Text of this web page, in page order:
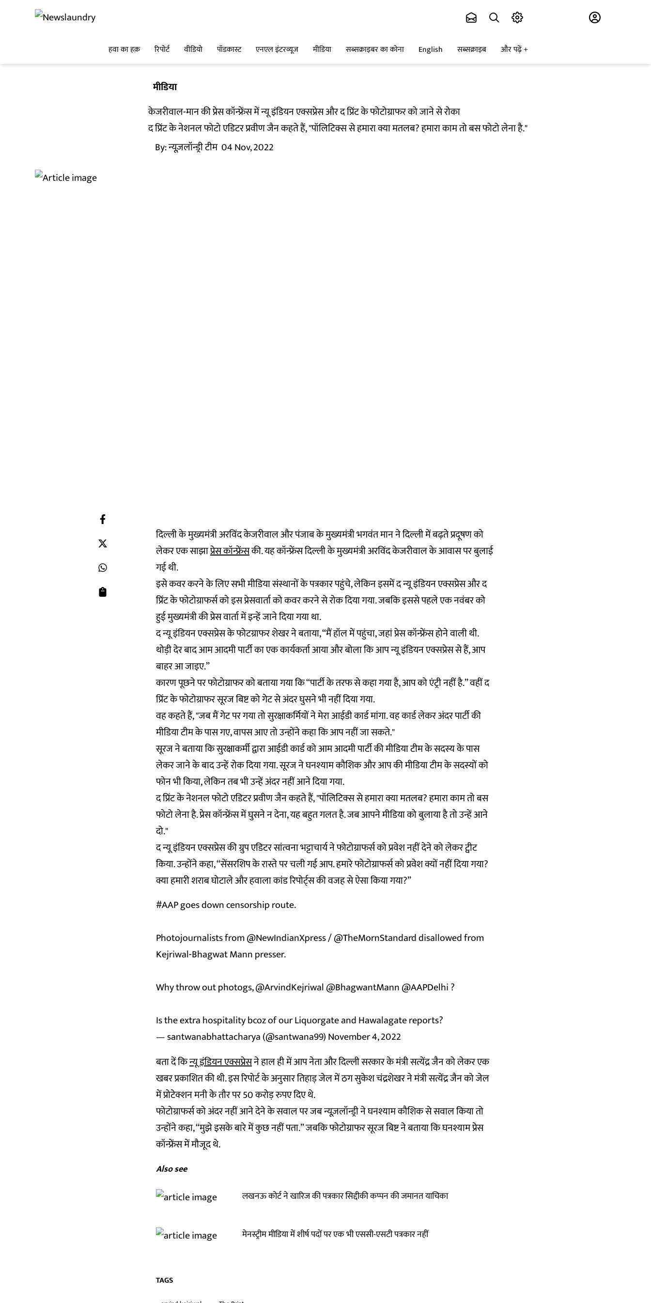
हवा का हक़ रिपोर्ट वीडियो पॉडकास्ट एनएल इंटरव्यूज मीडिया सब्सक्राइबर का कोना English सब्सक्राइब और पढ़ें
मीडिया
केजरीवाल-मान की प्रेस कॉन्फ्रेंस में न्यू इंडियन एक्सप्रेस और द प्रिंट के फोटोग्राफर को जाने से रोका
द प्रिंट के नेशनल फोटो एडिटर प्रवीण जैन कहते हैं, "पॉलिटिक्स से हमारा क्या मतलब? हमारा काम तो बस फोटो लेना है."
By:न्यूज़लॉन्ड्री टीम 04 Nov, 2022
दिल्ली के मुख्यमंत्री अरविंद केजरीवाल और पंजाब के मुख्यमंत्री भगवंत मान ने दिल्ली में बढ़ते प्रदूषण को
लेकर एक साझाप्रेस कॉन्फ्रेंसकी. यह कॉन्फ्रेंस दिल्ली के मुख्यमंत्री अरविंद केजरीवाल के आवास पर बुलाई
गई थी.
इसे कवर करने के लिए सभी मीडिया संस्थानों के पत्रकार पहुंचे, लेकिन इसमें द न्यू इंडियन एक्सप्रेस और द
प्रिंट के फोटोग्राफर्स को इस प्रेसवार्ता को कवर करने से रोक दिया गया. जबकि इससे पहले एक नवंबर को
हुई मुख्यमंत्री की प्रेस वार्ता में इन्हें जाने दिया गया था.
द न्यू इंडियन एक्सप्रेस के फोटग्राफर शेखर ने बताया, “मैं हॉल में पहुंचा, जहां प्रेस कॉन्फ्रेंस होने वाली थी.
थोड़ी देर बाद आम आदमी पार्टी का एक कार्यकर्ता आया और बोला कि आप न्यू इंडियन एक्सप्रेस से हैं, आप
बाहर आ जाइए.”
कारण पूछने पर फोटोग्राफर को बताया गया कि “पार्टी के तरफ से कहा गया है, आप को एंट्री नहीं है.” वहीं द
प्रिंट के फोटोग्राफर सूरज बिष्ट को गेट से अंदर घुसने भी नहीं दिया गया.
वह कहते हैं, "जब मैं गेट पर गया तो सुरक्षाकर्मियों ने मेरा आईडी कार्ड मांगा. वह कार्ड लेकर अंदर पार्टी की
मीडिया टीम के पास गए, वापस आए तो उन्होंने कहा कि आप नहीं जा सकते."
सूरज ने बताया कि सुरक्षाकर्मी द्वारा आईडी कार्ड को आम आदमी पार्टी की मीडिया टीम के सदस्य के पास
लेकर जाने के बाद उन्हें रोक दिया गया. सूरज ने घनश्याम कौशिक और आप की मीडिया टीम के सदस्यों को
फोन भी किया, लेकिन तब भी उन्हें अंदर नहीं आने दिया गया.
द प्रिंट के नेशनल फोटो एडिटर प्रवीण जैन कहते हैं, "पॉलिटिक्स से हमारा क्या मतलब? हमारा काम तो बस
फोटो लेना है. प्रेस कॉन्फ्रेंस में घुसने न देना, यह बहुत गलत है. जब आपने मीडिया को बुलाया है तो उन्हें आने
दो."
द न्यू इंडियन एक्सप्रेस की ग्रुप एडिटर सांत्वना भट्टाचार्य ने फोटोग्राफर्स को प्रवेश नहीं देने को लेकर ट्वीट
किया. उन्होंने कहा, “सेंसरशिप के रास्ते पर चली गई आप. हमारे फोटोग्राफर्स को प्रवेश क्यों नहीं दिया गया?
क्या हमारी शराब घोटाले और हवाला कांड रिपोर्ट्स की वजह से ऐसा किया गया?”
#AAPgoes down censorship route.
Photojournalists from@NewIndianXpress/@TheMornStandarddisallowed from
Kejriwal-Bhagwat Mann presser.
Why throw out photogs,@ArvindKejriwal@BhagwantMann@AAPDelhi?
Is the extra hospitality bcoz of our Liquorgate and Hawalagate reports?
— santwanabhattacharya (@santwana99)November 4, 2022
बता दें किन्यू इंडियन एक्सप्रेसने हाल ही में आप नेता और दिल्ली सरकार के मंत्री सत्येंद्र जैन को लेकर एक
खबर प्रकाशित की थी. इस रिपोर्ट के अनुसार तिहाड़ जेल में ठग सुकेश चंद्रशेखर ने मंत्री सत्येंद्र जैन को जेल
में प्रोटेक्शन मनी के तौर पर 50 करोड़ रुपए दिए थे.
फोटोग्राफर्स को अंदर नहीं आने देने के सवाल पर जब न्यूज़लॉन्ड्री ने घनश्याम कौशिक से सवाल किया तो
उन्होंने कहा, “मुझे इसके बारे में कुछ नहीं पता.” जबकि फोटोग्राफर सूरज बिष्ट ने बताया कि घनश्याम प्रेस
कॉन्फ्रेंस में मौजूद थे.
Also see
लखनऊ कोर्ट ने खारिज की पत्रकार सिद्दीकी कप्पन की जमानत याचिका
मेनस्ट्रीम मीडिया में शीर्ष पदों पर एक भी एससी-एसटी पत्रकार नहीं
TAGS